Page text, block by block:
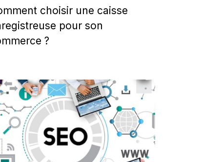
choisir une caisse
pour son
?